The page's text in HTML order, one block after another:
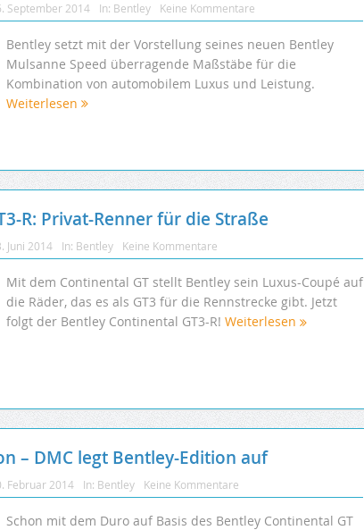
September 2014 In: Bentley Keine Kommentare
Bentley setzt mit der Vorstellung seines neuen Bentley
Mulsanne Speed überragende Maßstäbe für die
Kombination von automobilem Luxus und Leistung.
Weiterlesen
R: Privat-Renner für die Straße
Juni 2014 In: Bentley Keine Kommentare
Mit dem Continental GT stellt Bentley sein Luxus-Coupé auf
die Räder, das es als GT3 für die Rennstrecke gibt. Jetzt
folgt der Bentley Continental GT3-R! Weiterlesen
– DMC legt Bentley-Edition auf
Februar 2014 In: Bentley Keine Kommentare
Schon mit dem Duro auf Basis des Bentley Continental GT